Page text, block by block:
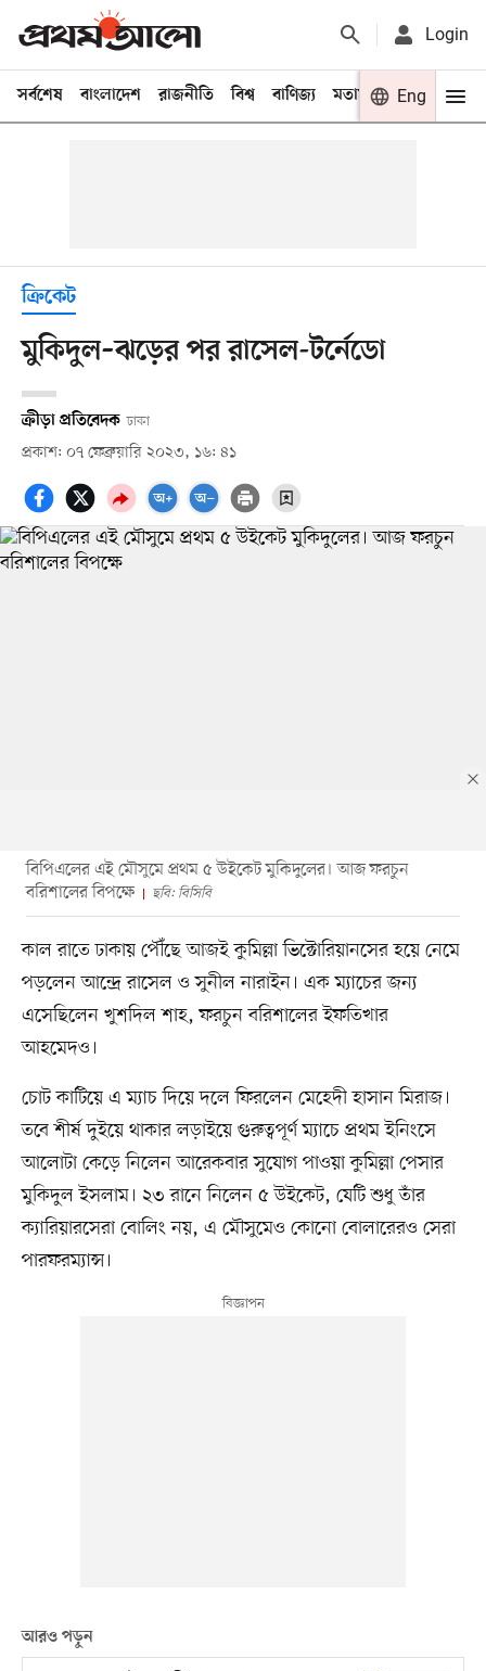
Login
সর্বশেষ বাংলাদেশ রাজনীতি বিশ্ব বাণিজ্য মতামত খেলা
Eng
ক্রিকেট
মুকিদুল–ঝড়ের পর রাসেল-টর্নেডো
ক্রীড়া প্রতিবেদক ঢাকা
প্রকাশ: ০৭ ফেব্রুয়ারি ২০২৩, ১৬: ৪১
বিপিএলের এই মৌসুমে প্রথম ৫ উইকেট মুকিদুলের। আজ ফরচুন
বরিশালের বিপক্ষে
ছবি: বিসিবি
কাল রাতে ঢাকায় পৌঁছে আজই কুমিল্লা ভিক্টোরিয়ানসের হয়ে নেমে
পড়লেন আন্দ্রে রাসেল ও সুনীল নারাইন। এক ম্যাচের জন্য
এসেছিলেন খুশদিল শাহ, ফরচুন বরিশালের ইফতিখার
আহমেদও।
চোট কাটিয়ে এ ম্যাচ দিয়ে দলে ফিরলেন মেহেদী হাসান মিরাজ।
তবে শীর্ষ দুইয়ে থাকার লড়াইয়ে গুরুত্বপূর্ণ ম্যাচে প্রথম ইনিংসে
আলোটা কেড়ে নিলেন আরেকবার সুযোগ পাওয়া কুমিল্লা পেসার
মুকিদুল ইসলাম। ২৩ রানে নিলেন ৫ উইকেট, যেটি শুধু তাঁর
ক্যারিয়ারসেরা বোলিং নয়, এ মৌসুমেও কোনো বোলারেরও সেরা
পারফরম্যান্স।
আরও পড়ুন